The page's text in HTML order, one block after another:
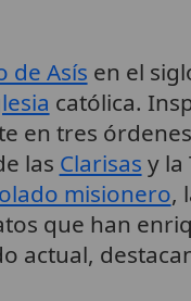
de Asís en el
católica.
en tres
las Clarisas y la
misionero,
que han
actual,